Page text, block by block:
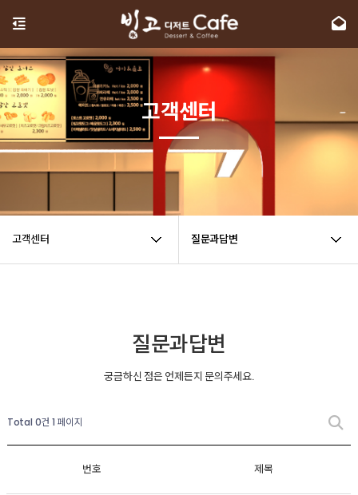
고객센터 질문과답변
고객센터
질문과답변
궁금하신 점은 언제든지 문의주세요.
Total 0건 1 페이지
번호 제목